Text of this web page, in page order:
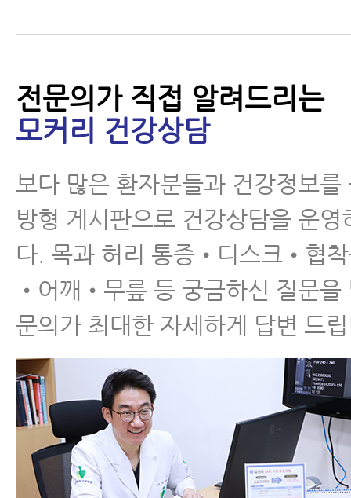
전문의가 직접 알려드리는
모커리 건강상담
보다 많은 환자분들과 건강정보를
방형 게시판으로 건강상담을 운영
다. 목과 허리 통증•디스크•협
•어깨•무릎 등 궁금하신 질문을
문의가 최대한 자세하게 답변 드